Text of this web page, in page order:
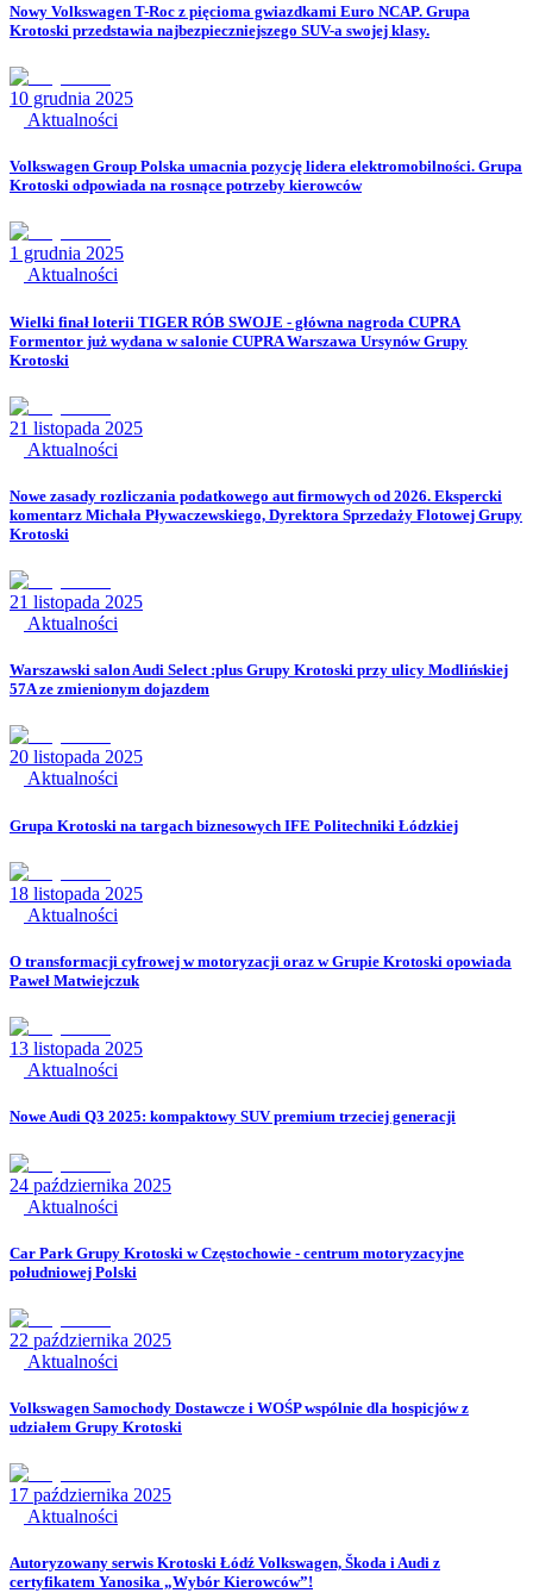
Nowy Volkswagen T-Roc z pięcioma gwiazdkami Euro NCAP. Grupa
Krotoski przedstawia najbezpieczniejszego SUV-a swojej klasy.
10 grudnia 2025
Aktualności
Volkswagen Group Polska umacnia pozycję lidera elektromobilności. Grupa
Krotoski odpowiada na rosnące potrzeby kierowców
1 grudnia 2025
Aktualności
Wielki finał loterii TIGER RÓB SWOJE - główna nagroda CUPRA
Formentor już wydana w salonie CUPRA Warszawa Ursynów Grupy
Krotoski
21 listopada 2025
Aktualności
Nowe zasady rozliczania podatkowego aut firmowych od 2026. Ekspercki
komentarz Michała Pływaczewskiego, Dyrektora Sprzedaży Flotowej Grupy
Krotoski
21 listopada 2025
Aktualności
Warszawski salon Audi Select :plus Grupy Krotoski przy ulicy Modlińskiej
57A ze zmienionym dojazdem
20 listopada 2025
Aktualności
Grupa Krotoski na targach biznesowych IFE Politechniki Łódzkiej
18 listopada 2025
Aktualności
O transformacji cyfrowej w motoryzacji oraz w Grupie Krotoski opowiada
Paweł Matwiejczuk
13 listopada 2025
Aktualności
Nowe Audi Q3 2025: kompaktowy SUV premium trzeciej generacji
24 października 2025
Aktualności
Car Park Grupy Krotoski w Częstochowie - centrum motoryzacyjne
południowej Polski
22 października 2025
Aktualności
Volkswagen Samochody Dostawcze i WOŚP wspólnie dla hospicjów z
udziałem Grupy Krotoski
17 października 2025
Aktualności
Autoryzowany serwis Krotoski Łódź Volkswagen, Škoda i Audi z
certyfikatem Yanosika „Wybór Kierowców”!